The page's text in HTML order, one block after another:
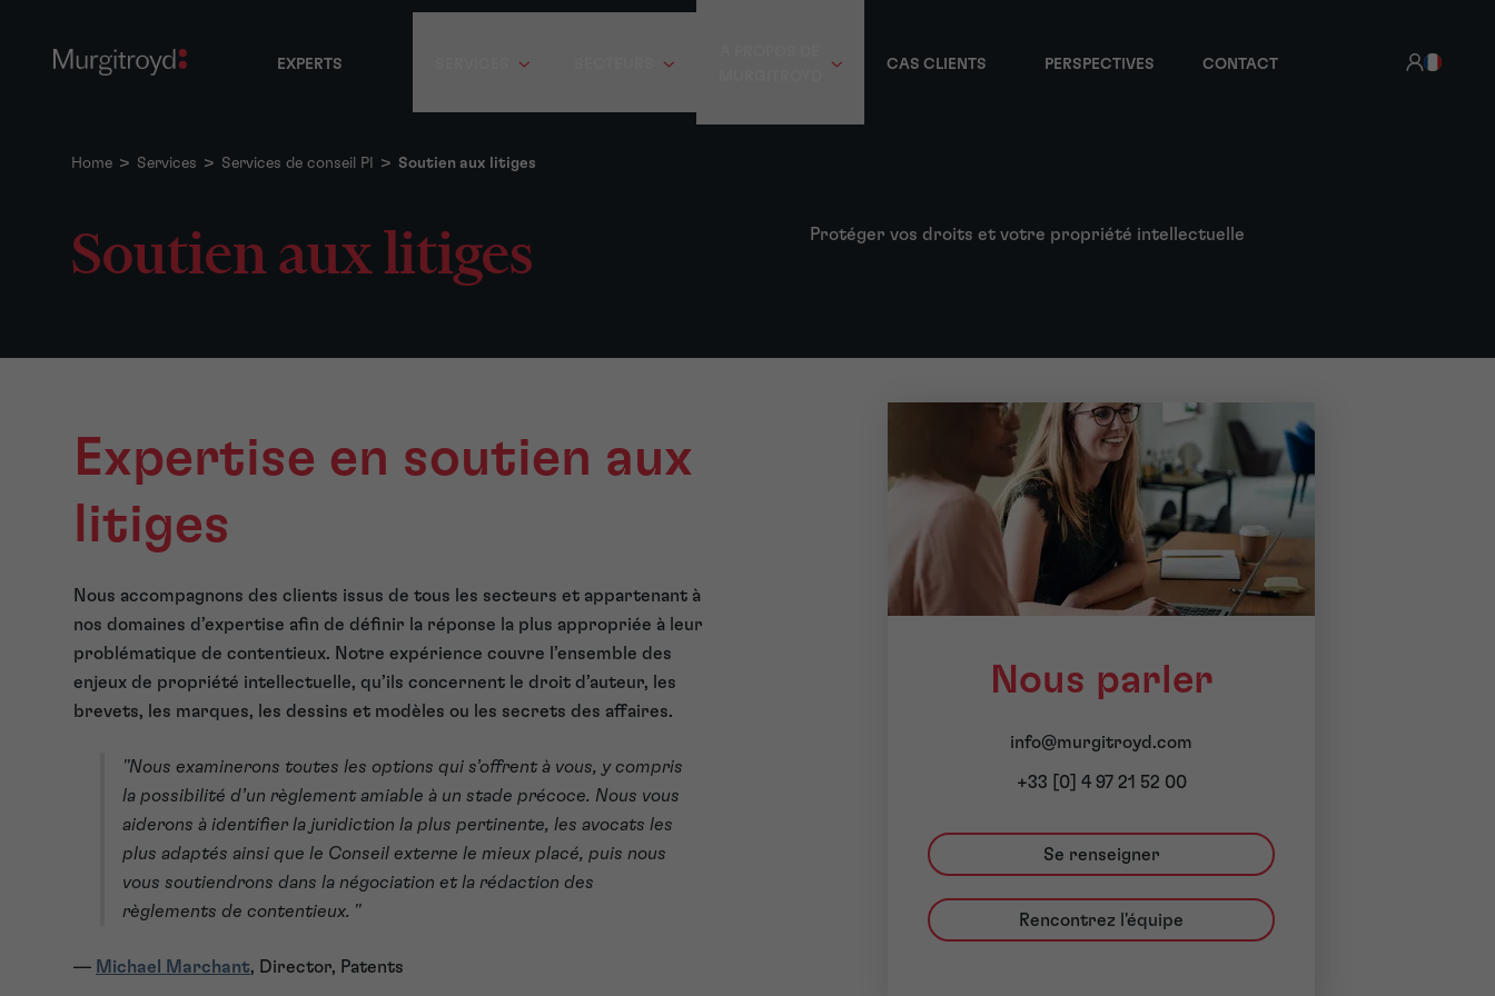
EXPERTS CAS CLIENTS PERSPECTIVES CONTACT
Home > Services > Services de conseil PI > Soutien aux litiges
Soutien aux litiges Protéger vos droits et votre propriété intellectuelle
Expertise en soutien aux
litiges
Nous accompagnons des clients issus de tous les secteurs et appartenant à
nos domaines d’expertise afin de définir la réponse la plus appropriée à leur
problématique de contentieux. Notre expérience couvre l’ensemble des
enjeux de propriété intellectuelle, qu’ils concernent le droit d’auteur, les
brevets, les marques, les dessins et modèles ou les secrets des affaires.
''Nous examinerons toutes les options qui s’offrent à vous, y compris
la possibilité d’un règlement amiable à un stade précoce. Nous vous
aiderons à identifier la juridiction la plus pertinente, les avocats les
plus adaptés ainsi que le Conseil externe le mieux placé, puis nous
vous soutiendrons dans la négociation et la rédaction des
règlements de contentieux. ''
— Michael Marchant, Director, Patents
Nous parler
info@murgitroyd.com
+33 [0] 4 97 21 52 00
Se renseigner
Rencontrez l'équipe